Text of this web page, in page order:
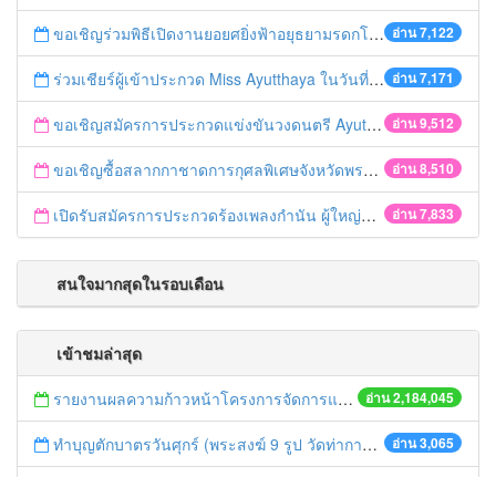
อ่าน 7,122
ขอเชิญร่วมพิธีเปิดงานยอยศยิ่งฟ้าอยุธยามรดกโลก
อ่าน 7,171
ร่วมเชียร์ผู้เข้าประกวด Miss Ayutthaya ในวันที่ 15 ธันวาคม 2560
อ่าน 9,512
ขอเชิญสมัครการประกวดแข่งขันวงดนตรี Ayutthaya battle of the bands
อ่าน 8,510
ขอเชิญซื้อสลากกาชาดการกุศลพิเศษจังหวัดพระนครศรีอยุธยา 2560
อ่าน 7,833
เปิดรับสมัครการประกวดร้องเพลงกำนัน ผู้ใหญ่บ้าน ฯลฯ
สนใจมากสุดในรอบเดือน
เข้าชมล่าสุด
อ่าน 2,184,045
รายงานผลความก้าวหน้าโครงการจัดการแก้ไขปัญหาขยะ สัปดาห์ที่ 9/2558
อ่าน 3,065
ทำบุญตักบาตรวันศุกร์ (พระสงฆ์ 9 รูป วัดท่าการ้อง)